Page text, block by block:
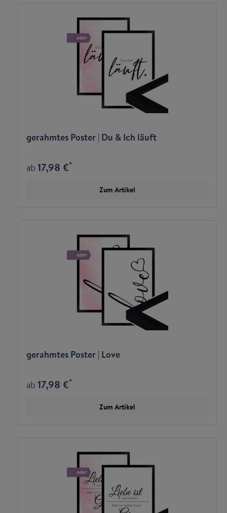
gerahmtes Poster | Du & Ich läuft
ab17,98 €*
Zum Artikel
gerahmtes Poster | Love
ab17,98 €*
Zum Artikel